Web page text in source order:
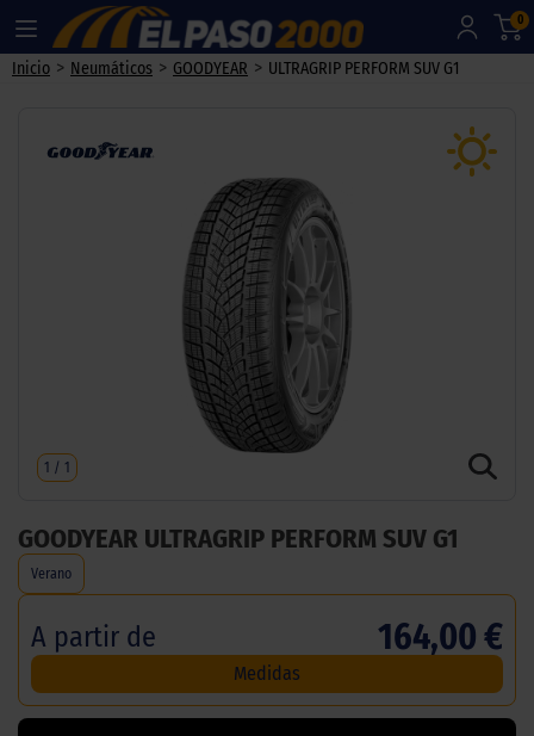
0
Inicio > Neumáticos > GOODYEAR > ULTRAGRIP PERFORM SUV G1
1 / 1
GOODYEAR ULTRAGRIP PERFORM SUV G1
Verano
A partir de 164,00 €
Medidas